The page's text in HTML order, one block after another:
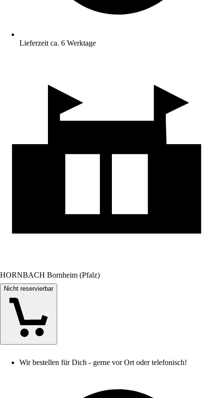
Lieferzeit ca. 6 Werktage
HORNBACH Bornheim (Pfalz)
Nicht reservierbar
Wir bestellen für Dich - gerne vor Ort oder telefonisch!